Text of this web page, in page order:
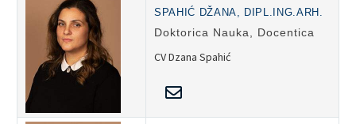
SPAHIĆ DŽANA, DIPL.ING.ARH.
Doktorica Nauka, Docentica
CV Dzana Spahić